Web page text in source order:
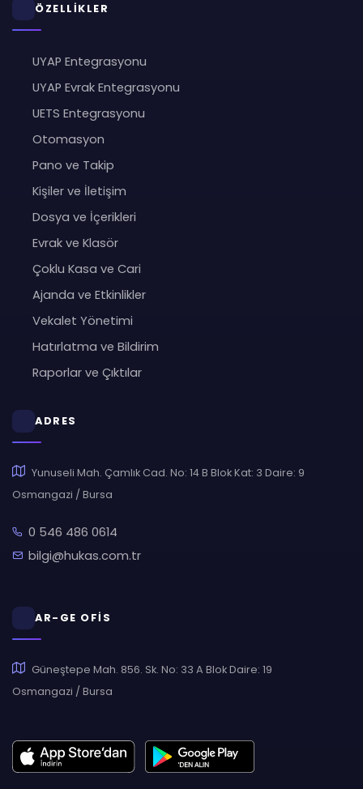
ÖZELLİKLER
UYAP Entegrasyonu
UYAP Evrak Entegrasyonu
UETS Entegrasyonu
Otomasyon
Pano ve Takip
Kişiler ve İletişim
Dosya ve İçerikleri
Evrak ve Klasör
Çoklu Kasa ve Cari
Ajanda ve Etkinlikler
Vekalet Yönetimi
Hatırlatma ve Bildirim
Raporlar ve Çıktılar
ADRES
Yunuseli Mah. Çamlık Cad. No: 14 B Blok Kat: 3 Daire: 9
Osmangazi / Bursa
0 546 486 0614
bilgi@hukas.com.tr
AR-GE OFİS
Güneştepe Mah. 856. Sk. No: 33 A Blok Daire: 19
Osmangazi / Bursa